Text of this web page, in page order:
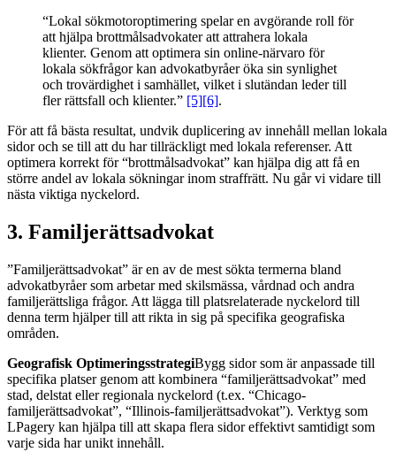
“Lokal sökmotoroptimering spelar en avgörande roll för
att hjälpa brottmålsadvokater att attrahera lokala
klienter. Genom att optimera sin online-närvaro för
lokala sökfrågor kan advokatbyråer öka sin synlighet
och trovärdighet i samhället, vilket i slutändan leder till
fler rättsfall och klienter.” [5][6].
För att få bästa resultat, undvik duplicering av innehåll mellan lokala
sidor och se till att du har tillräckligt med lokala referenser. Att
optimera korrekt för “brottmålsadvokat” kan hjälpa dig att få en
större andel av lokala sökningar inom straffrätt. Nu går vi vidare till
nästa viktiga nyckelord.
3. Familjerättsadvokat
”Familjerättsadvokat” är en av de mest sökta termerna bland
advokatbyråer som arbetar med skilsmässa, vårdnad och andra
familjerättsliga frågor. Att lägga till platsrelaterade nyckelord till
denna term hjälper till att rikta in sig på specifika geografiska
områden.
Geografisk OptimeringsstrategiBygg sidor som är anpassade till
specifika platser genom att kombinera “familjerättsadvokat” med
stad, delstat eller regionala nyckelord (t.ex. “Chicago-
familjerättsadvokat”, “Illinois-familjerättsadvokat”). Verktyg som
LPagery kan hjälpa till att skapa flera sidor effektivt samtidigt som
varje sida har unikt innehåll.